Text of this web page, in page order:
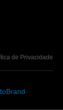
de Privacidade